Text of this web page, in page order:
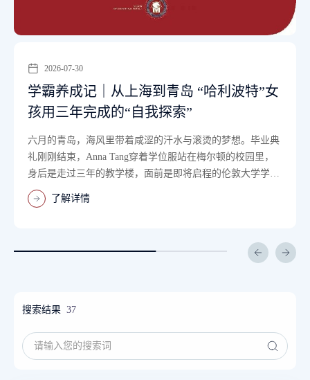
2026-07-30
学霸养成记｜从上海到青岛 “哈利波特”女
孩用三年完成的“自我探索”
​六月的青岛，海风里带着咸涩的汗水与滚烫的梦想。毕业典
礼刚刚结束，Anna Tang穿着学位服站在梅尔顿的校园里，
身后是走过三年的教学楼，面前是即将启程的伦敦大学学
院。三年前，她从上海来到青岛，从体制内···
了解详情
搜索结果 37